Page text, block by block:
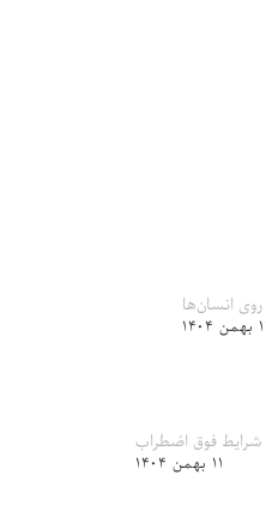
انسان‌ها
شرایط فوق اضطراب
۱۱ بهمن ۱۴۰۴